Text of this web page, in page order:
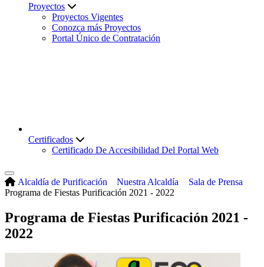
Proyectos
Proyectos Vigentes
Conozca más Proyectos
Portal Único de Contratación
Certificados
Certificado De Accesibilidad Del Portal Web
Alcaldía de Purificación Nuestra Alcaldía
Sala de Prensa
Programa de Fiestas Purificación 2021 - 2022
Programa de Fiestas Purificación 2021 -
2022